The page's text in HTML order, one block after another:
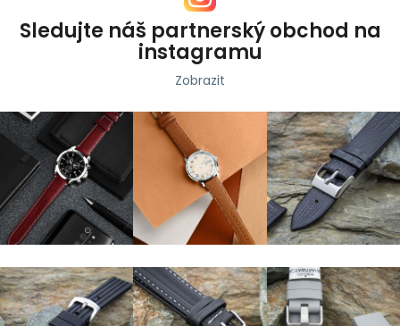
Sledujte náš partnerský obchod na
instagramu
Zobrazit